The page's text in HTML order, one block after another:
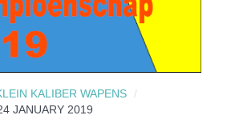
KALIBER WAPENS
JANUARY 2019